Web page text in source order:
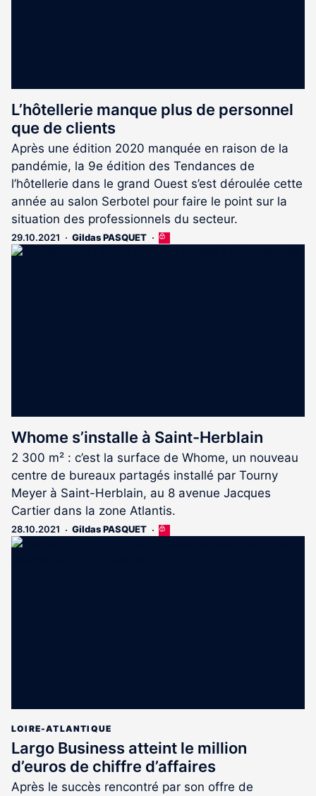
L’hôtellerie manque plus de personnel
que de clients
Après une édition 2020 manquée en raison de la
pandémie, la 9e édition des Tendances de
l’hôtellerie dans le grand Ouest s’est déroulée cette
année au salon Serbotel pour faire le point sur la
situation des professionnels du secteur.
29.10.2021 Gildas PASQUET
Cet
Whome s’installe à Saint-Herblain
2 300 m² : c’est la surface de Whome, un nouveau
centre de bureaux partagés installé par Tourny
Meyer à Saint-Herblain, au 8 avenue Jacques
Cartier dans la zone Atlantis.
28.10.2021 Gildas PASQUET
Cet
LOIRE-ATLANTIQUE
Largo Business atteint le million
d’euros de chiffre d’affaires
Après le succès rencontré par son offre de